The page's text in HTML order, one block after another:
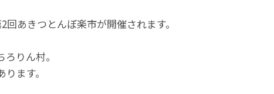
回あきつとんぼ楽市が開催されます。
りん村。
ます。